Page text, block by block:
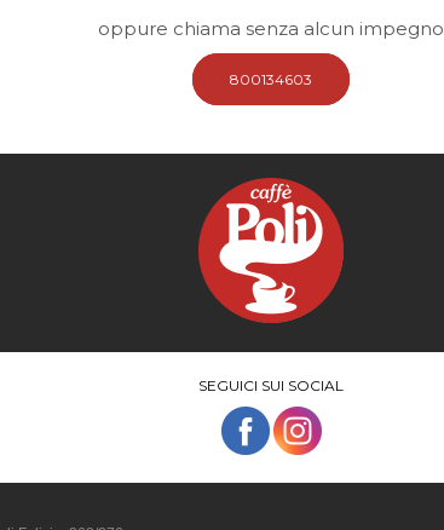
oppure chiama senza alcun impegno
800134603
SEGUICI SUI SOCIAL